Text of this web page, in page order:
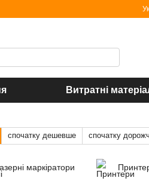
Витратні
спочатку дешевше спочатку
маркіратори